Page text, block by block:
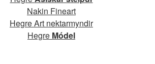
Nakin Fineart
Hegre Art nektarmyndir
Hegre Módel